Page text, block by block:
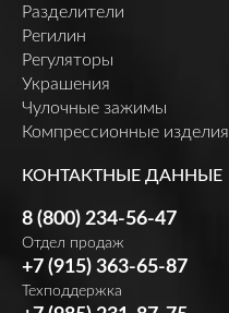
Разделители
Регилин
Регуляторы
Украшения
Чулочные зажимы
Компрессионные изделия
КОНТАКТНЫЕ ДАННЫЕ
8 (800) 234-56-47
Отдел продаж
+7 (915) 363-65-87
Техподдержка